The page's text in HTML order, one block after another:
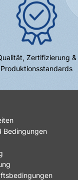
Zertifizierung &
Produktionsstandards
Bedingungen